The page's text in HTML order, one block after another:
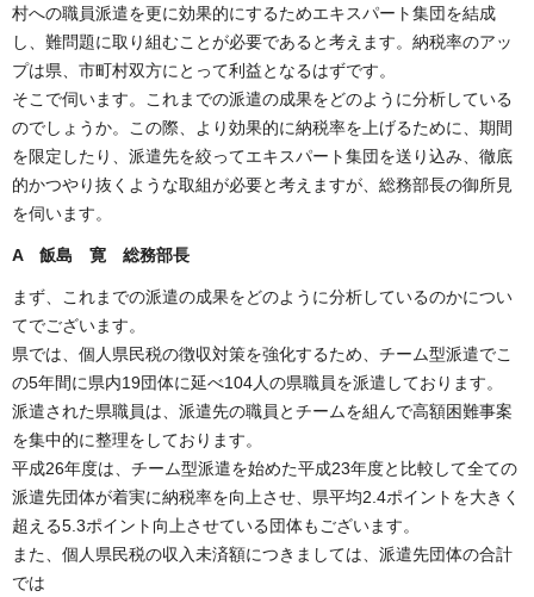
村への職員派遣を更に効果的にするためエキスパート集団を結成
し、難問題に取り組むことが必要であると考えます。納税率のアッ
プは県、市町村双方にとって利益となるはずです。
そこで伺います。これまでの派遣の成果をどのように分析している
のでしょうか。この際、より効果的に納税率を上げるために、期間
を限定したり、派遣先を絞ってエキスパート集団を送り込み、徹底
的かつやり抜くような取組が必要と考えますが、総務部長の御所見
を伺います。
A 飯島 寛 総務部長
まず、これまでの派遣の成果をどのように分析しているのかについ
てでございます。
県では、個人県民税の徴収対策を強化するため、チーム型派遣でこ
の5年間に県内19団体に延べ104人の県職員を派遣しております。
派遣された県職員は、派遣先の職員とチームを組んで高額困難事案
を集中的に整理をしております。
平成26年度は、チーム型派遣を始めた平成23年度と比較して全ての
派遣先団体が着実に納税率を向上させ、県平均2.4ポイントを大きく
超える5.3ポイント向上させている団体もございます。
また、個人県民税の収入未済額につきましては、派遣先団体の合計
では